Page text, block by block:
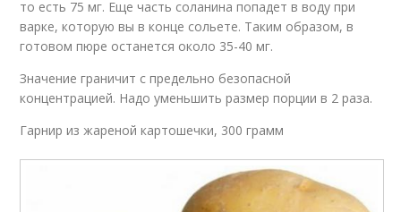
то есть 75 мг. Еще часть соланина попадет в воду при
варке, которую вы в конце сольете. Таким образом, в
готовом пюре останется около 35-40 мг.
Значение граничит с предельно безопасной
концентрацией. Надо уменьшить размер порции в 2 раза.
Гарнир из жареной картошечки, 300 грамм